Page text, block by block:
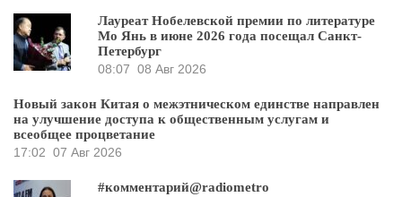
Лауреат Нобелевской премии по литературе
Мо Янь в июне 2026 года посещал Санкт-
Петербург
08:07 08 Авг 2026
Новый закон Китая о межэтническом единстве направлен
на улучшение доступа к общественным услугам и
всеобщее процветание
17:02 07 Авг 2026
#комментарий@radiometro